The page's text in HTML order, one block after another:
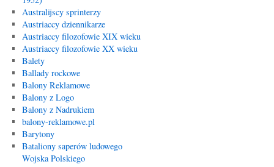
Australijscy sprinterzy
Austriaccy dziennikarze
Austriaccy filozofowie XIX wieku
Austriaccy filozofowie XX wieku
Balety
Ballady rockowe
Balony Reklamowe
Balony z Logo
Balony z Nadrukiem
balony-reklamowe.pl
Barytony
Bataliony saperów ludowego
Wojska Polskiego